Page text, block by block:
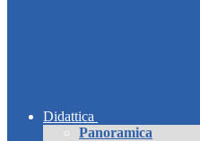
Didattica
Panoramica